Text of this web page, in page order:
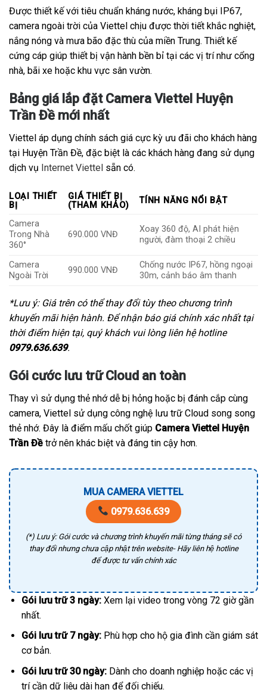
Được thiết kế với tiêu chuẩn kháng nước, kháng bụi IP67,
camera ngoài trời của Viettel chịu được thời tiết khắc nghiệt,
nắng nóng và mưa bão đặc thù của miền Trung. Thiết kế
cứng cáp giúp thiết bị vận hành bền bỉ tại các vị trí như cổng
nhà, bãi xe hoặc khu vực sân vườn.
Bảng giá lắp đặt Camera Viettel Huyện
Trần Đề mới nhất
Viettel áp dụng chính sách giá cực kỳ ưu đãi cho khách hàng
tại Huyện Trần Đề, đặc biệt là các khách hàng đang sử dụng
dịch vụ Internet Viettel sẵn có.
LOẠI THIẾT
BỊ
GIÁ THIẾT BỊ
(THAM KHẢO)
TÍNH NĂNG NỔI BẬT
Camera
Trong Nhà
360°
690.000 VNĐ
Xoay 360 độ, AI phát hiện
người, đàm thoại 2 chiều
Camera
Ngoài Trời
990.000 VNĐ
Chống nước IP67, hồng ngoại
30m, cảnh báo âm thanh
*Lưu ý: Giá trên có thể thay đổi tùy theo chương trình
khuyến mãi hiện hành. Để nhận báo giá chính xác nhất tại
thời điểm hiện tại, quý khách vui lòng liên hệ hotline
0979.636.639.
Gói cước lưu trữ Cloud an toàn
Thay vì sử dụng thẻ nhớ dễ bị hỏng hoặc bị đánh cắp cùng
camera, Viettel sử dụng công nghệ lưu trữ Cloud song song
thẻ nhớ. Đây là điểm mấu chốt giúp Camera Viettel Huyện
Trần Đề trở nên khác biệt và đáng tin cậy hơn.
MUA CAMERA VIETTEL
0979.636.639
(*) Lưu ý: Gói cước và chương trình khuyến mãi từng tháng sẽ có
thay đổi nhưng chưa cập nhật trên website- Hãy liên hệ hotline
để được tư vấn chính xác
Gói lưu trữ 3 ngày:Xem lại video trong vòng 72 giờ gần
nhất.
Gói lưu trữ 7 ngày:Phù hợp cho hộ gia đình cần giám sát
cơ bản.
Gói lưu trữ 30 ngày:Dành cho doanh nghiệp hoặc các vị
trí cần dữ liệu dài hạn để đối chiếu.